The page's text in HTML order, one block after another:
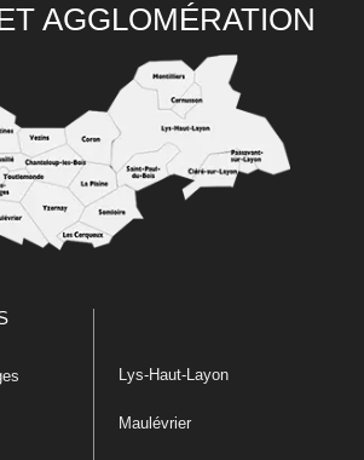
AGGLOMÉRATION
Lys-Haut-Layon
Maulévrier